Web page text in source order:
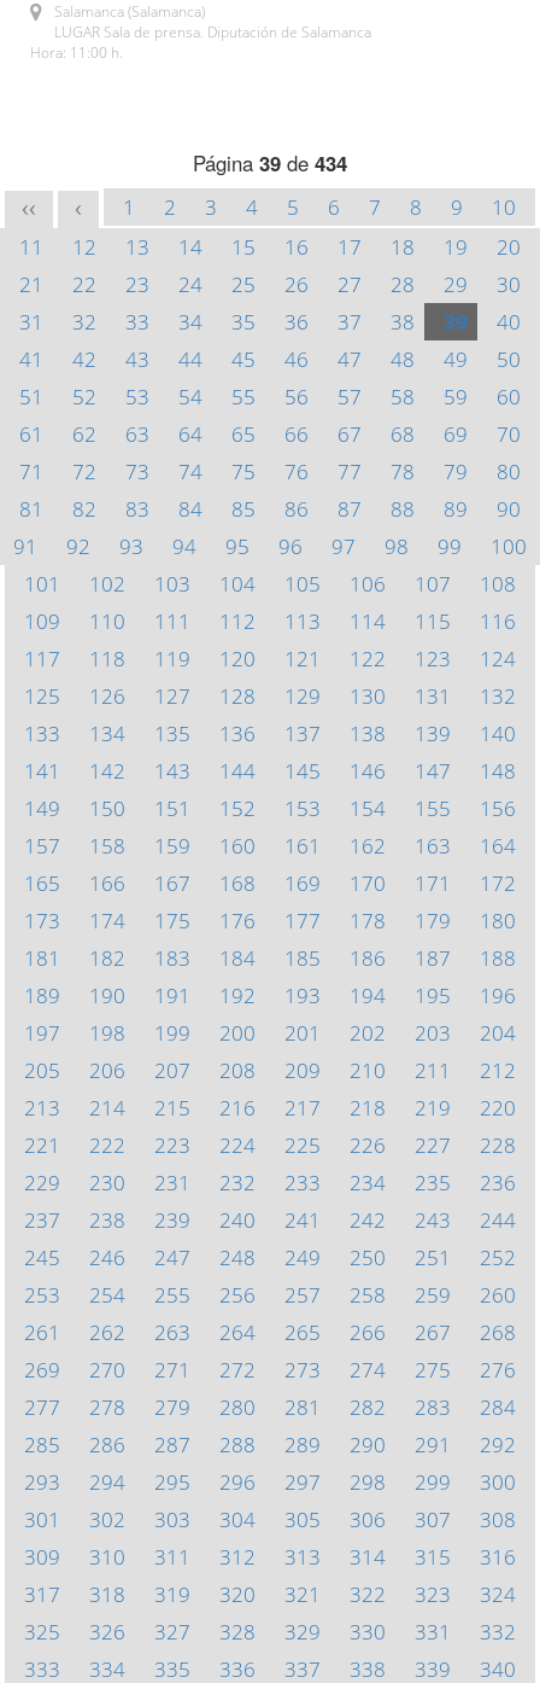
Salamanca (Salamanca)
LUGAR Sala de prensa. Diputación de Salamanca
Hora: 11:00 h.
Página 39 de 434
<< < 1 2 3 4 5 6 7 8 9
10
11
12 13 14 15 16 17 18 19
20
21
22 23 24 25 26 27 28 29
30
31
32 33 34 35 36 37 38 39
40
41
42 43 44 45 46 47 48 49
50
51
52 53 54 55 56 57 58 59
60
61
62 63 64 65 66 67 68 69
70
71
72 73 74 75 76 77 78 79
80
81
82 83 84 85 86 87 88 89
90
91
92 93 94 95 96 97 98 99
100
101
102 103 104 105 106 107
108
109
110 111 112 113 114 115
116
117
118 119 120 121 122 123
124
125
126 127 128 129 130 131
132
133
134 135 136 137 138 139
140
141
142 143 144 145 146 147
148
149
150 151 152 153 154 155
156
157
158 159 160 161 162 163
164
165
166 167 168 169 170 171
172
173
174 175 176 177 178 179
180
181
182 183 184 185 186 187
188
189
190 191 192 193 194 195
196
197
198 199 200 201 202 203
204
205
206 207 208 209 210 211
212
213
214 215 216 217 218 219
220
221
222 223 224 225 226 227
228
229
230 231 232 233 234 235
236
237
238 239 240 241 242 243
244
245
246 247 248 249 250 251
252
253
254 255 256 257 258 259
260
261
262 263 264 265 266 267
268
269
270 271 272 273 274 275
276
277
278 279 280 281 282 283
284
285
286 287 288 289 290 291
292
293
294 295 296 297 298 299
300
301
302 303 304 305 306 307
308
309
310 311 312 313 314 315
316
317
318 319 320 321 322 323
324
325
326 327 328 329 330 331
332
333
334 335 336 337 338 339 340